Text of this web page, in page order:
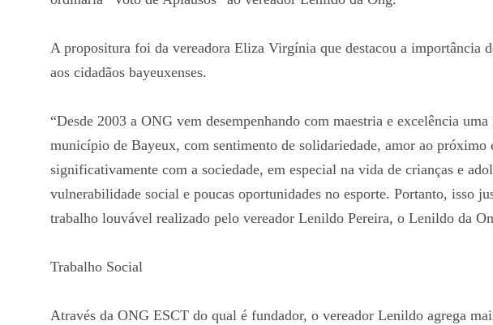
A propositura foi da vereadora Eliza Virgínia que destacou a importância
aos cidadãos bayeuxenses.
“Desde 2003 a ONG vem desempenhando com maestria e excelência
município de Bayeux, com sentimento de solidariedade, amor ao próximo
significativamente com a sociedade, em especial na vida de crianças e
vulnerabilidade social e poucas oportunidades no esporte. Portanto, isso
trabalho louvável realizado pelo vereador Lenildo Pereira, o Lenildo da
Trabalho Social
Através da ONG ESCT do qual é fundador, o vereador Lenildo agrega